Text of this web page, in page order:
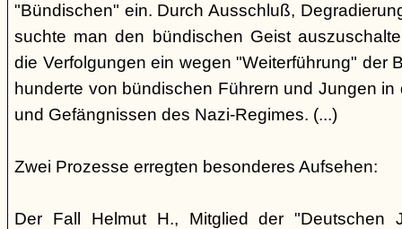
"Bündischen" ein. Durch Ausschluß,
suchte man den bündischen Geist
die Verfolgungen ein wegen "Weiterführung" der
hunderte von bündischen Führern und Jungen
und Gefängnissen des Nazi-Regimes. (...)
Zwei Prozesse erregten besonderes Aufsehen:
Der Fall Helmut H., Mitglied der "Deutschen